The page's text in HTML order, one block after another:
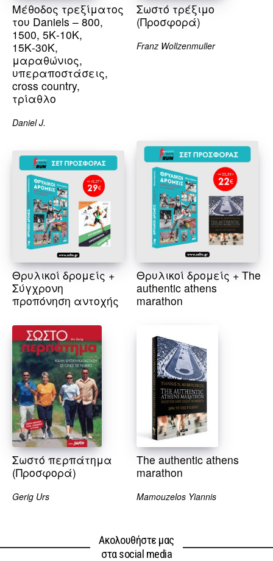
Μέθοδος τρεξίματος
του Daniels – 800,
1500, 5Κ-10Κ,
15Κ-30Κ,
μαραθώνιος,
υπεραποστάσεις,
cross country,
τρίαθλο
Daniel J.
Σωστό τρέξιμο
(Προσφορά)
Franz Wollzenmuller
Θρυλικοί δρομείς +
Σύγχρονη
προπόνηση αντοχής
Θρυλικοί δρομείς + The
authentic athens
marathon
Σωστό περπάτημα
(Προσφορά)
Gerig Urs
The authentic athens
marathon
Mamouzelos Yiannis
Ακολουθήστε μας
στα social media